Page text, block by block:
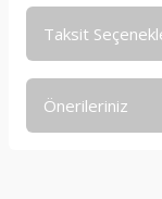
Taksit
Önerileriniz